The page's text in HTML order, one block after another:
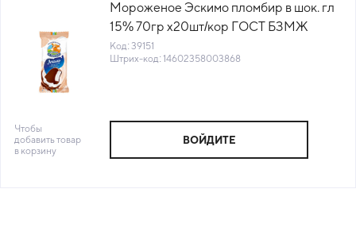
Мороженое Эскимо пломбир в шок. гл
15% 70гр х20шт/кор ГОСТ БЗМЖ
Коровка из Кореновки(КОР) (КОД
39151) (-18°С)
Код: 39151
Штрих-код: 14602358003868
Чтобы
добавить товар
в корзину
ВОЙДИТЕ